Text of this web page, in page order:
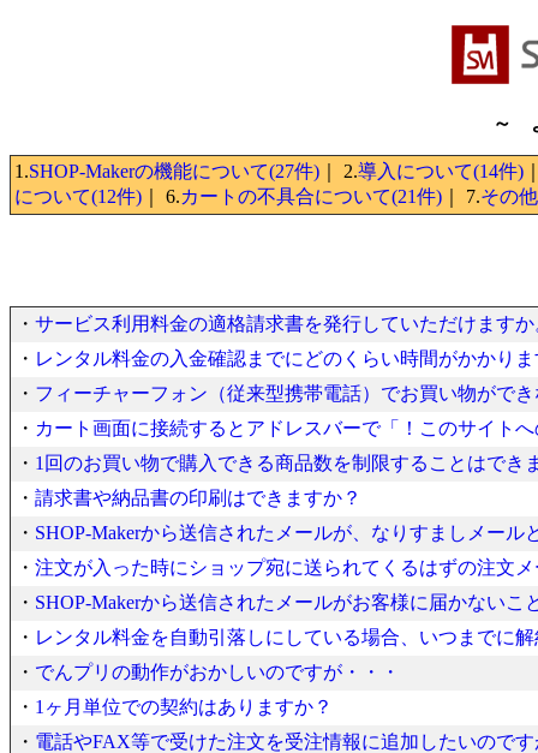
～
1.SHOP-Makerの機能について(27件) ｜ 2.導入について(14件)
について(12件) ｜ 6.カートの不具合について(21件) ｜ 7.その
・ サービス利用料金の適格請求書を発行していただけますか
・ レンタル料金の入金確認までにどのくらい時間がかかり
・ フィーチャーフォン（従来型携帯電話）でお買い物がで
・ カート画面に接続するとアドレスバーで「！このサイト
・ 1回のお買い物で購入できる商品数を制限することはでき
・ 請求書や納品書の印刷はできますか？
・ SHOP-Makerから送信されたメールが、なりすましメール
・ 注文が入った時にショップ宛に送られてくるはずの注文
・ SHOP-Makerから送信されたメールがお客様に届かないこ
・ レンタル料金を自動引落しにしている場合、いつまでに
・ でんプリの動作がおかしいのですが・・・
・ 1ヶ月単位での契約はありますか？
・ 電話やFAX等で受けた注文を受注情報に追加したいので